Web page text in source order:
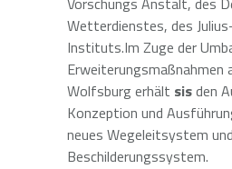
Wetterdienstes, des
Instituts.Im Zuge der
Erweiterungsmaßnahmen
Wolfsburg erhält sisden
Konzeption und
neues Wegeleitsystem und
Beschilderungssystem.